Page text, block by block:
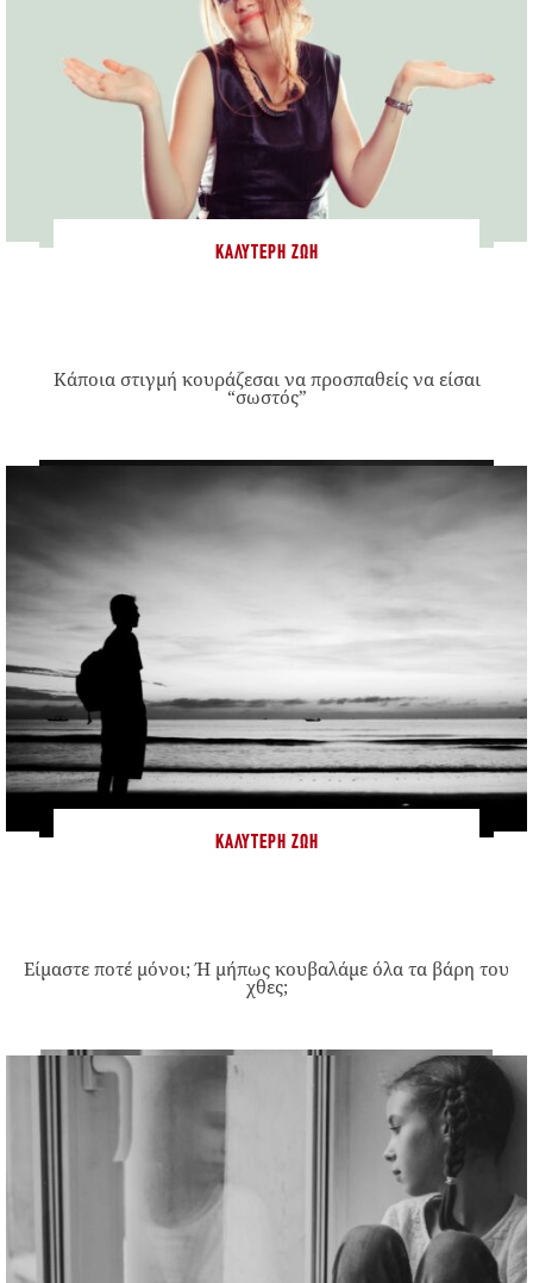
ΚΑΛΎΤΕΡΗ ΖΩΉ
Κάποια στιγμή κουράζεσαι να προσπαθείς να είσαι
“σωστός”
ΚΑΛΎΤΕΡΗ ΖΩΉ
Είμαστε ποτέ μόνοι; Ή μήπως κουβαλάμε όλα τα βάρη του
χθες;